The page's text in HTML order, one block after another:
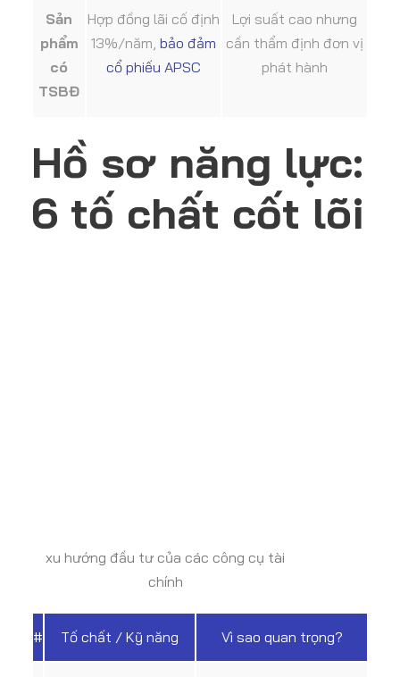
Sản
phẩm
có
TSBĐ
Hợp đồng lãi cố định
13%/năm, bảo đảm
cổ phiếu APSC
Lợi suất cao nhưng
cần thẩm định đơn vị
phát hành
Hồ sơ năng lực:
6 tố chất cốt lõi
xu hướng đầu tư của các công cụ tài
chính
# Tố chất / Kỹ năng Vì sao quan trọng?